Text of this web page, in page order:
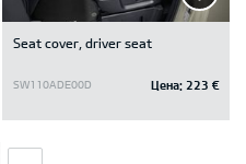
Seat cover, driver seat
SW110ADE00D Цена: 223 €